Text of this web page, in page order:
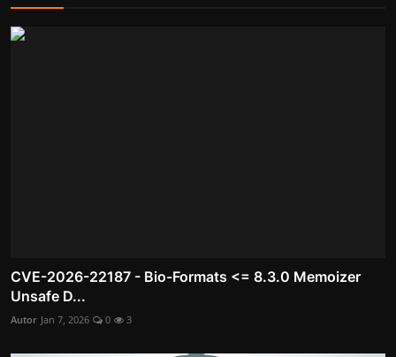
CVE-2026-22187 - Bio-Formats <= 8.3.0 Memoizer
Unsafe D...
Autor Jan 7, 2026 0 3